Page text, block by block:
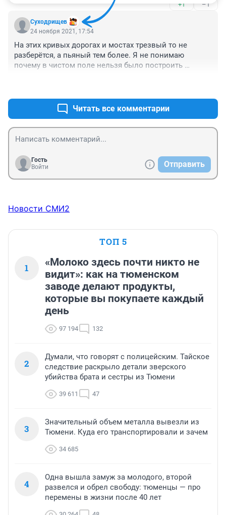
+1 –1
Суходрищев
24 ноября 2021, 17:54
На этих кривых дорогах и мостах трезвый то не
разберётся, а пьяный тем более. Я не понимаю
почему в чистом поле нельзя было построить
Читать все комментарии
Гость
Войти
Отправить
Новости СМИ2
ТОП 5
1
«Молоко здесь почти никто не
видит»: как на тюменском
заводе делают продукты,
которые вы покупаете каждый
день
97 194 132
2
Думали, что говорят с полицейским. Тайское
следствие раскрыло детали зверского
убийства брата и сестры из Тюмени
39 611 47
3
Значительный объем металла вывезли из
Тюмени. Куда его транспортировали и зачем
34 685
4
Одна вышла замуж за молодого, второй
развелся и обрел свободу: тюменцы — про
перемены в жизни после 40 лет